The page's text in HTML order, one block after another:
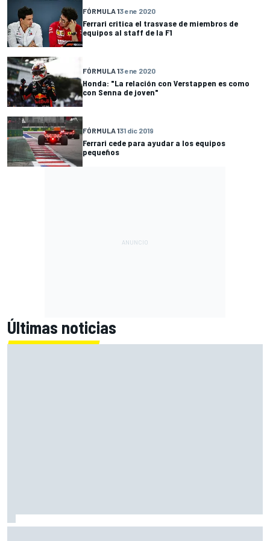
FÓRMULA 13 ene 2020
Ferrari critica el trasvase de miembros de
equipos al staff de la F1
FÓRMULA 13 ene 2020
Honda: "La relación con Verstappen es como
con Senna de joven"
FÓRMULA 131 dic 2019
Ferrari cede para ayudar a los equipos
pequeños
Últimas noticias